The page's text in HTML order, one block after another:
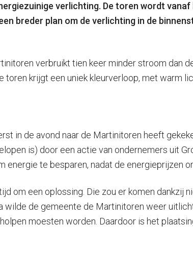
verlichting. De toren wordt
breder plan om de verlichting in de
verbruikt tien keer minder stroom dan
toren krijgt een uniek kleurverloop, met warm
in de avond naar de Martinitoren heeft
is) door een actie van ondernemers uit
energie te besparen, nadat de energieprijzen
om een oplossing. Die zou er komen
wilde de gemeente de Martinitoren weer
moesten worden. Daardoor is het